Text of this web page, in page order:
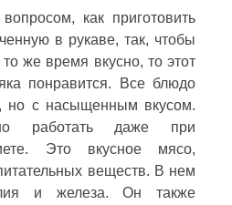
как приготовить
в рукаве, так, чтобы
же время вкусно, то этот
понравится. Все блюдо
но с насыщенным вкусом.
работать даже при
Это вкусное мясо,
веществ. В нем
и железа. Он также